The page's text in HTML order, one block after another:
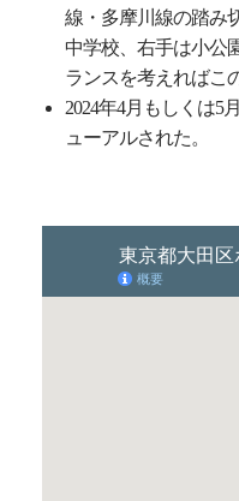
線・多摩川線の踏み
中学校、右手は小公
ランスを考えればこ
2024年4月もしくは5
ューアルされた。